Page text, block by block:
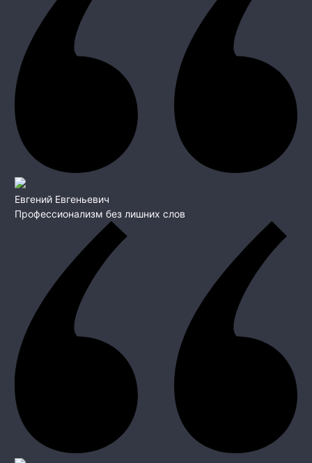
Евгений Евгеньевич
Профессионализм без лишних слов